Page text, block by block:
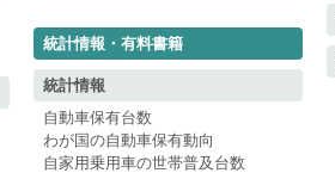
統計情報・有料書籍
統計情報
自動車保有台数
わが国の自動車保有動向
自家用乗用車の世帯普及台数